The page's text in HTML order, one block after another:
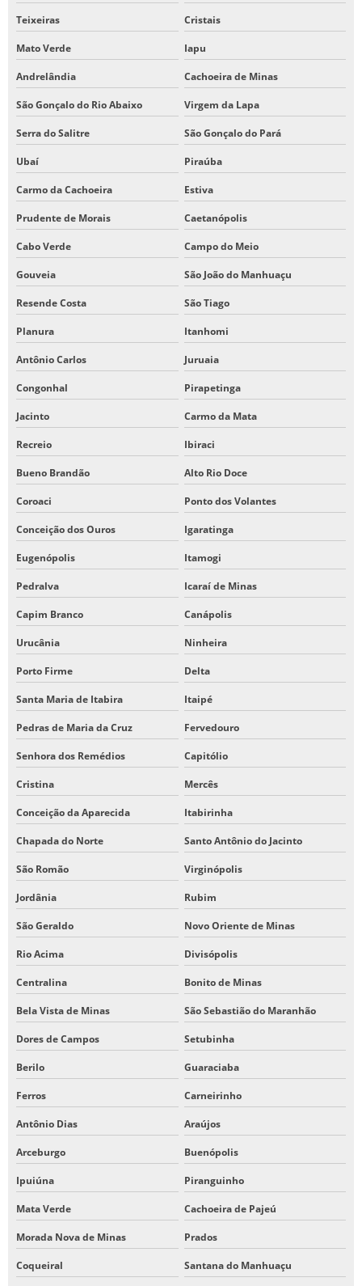
Teixeiras Cristais
Mato Verde Iapu
Andrelândia Cachoeira de Minas
São Gonçalo do Rio Abaixo Virgem da Lapa
Serra do Salitre São Gonçalo do Pará
Ubaí Piraúba
Carmo da Cachoeira Estiva
Prudente de Morais Caetanópolis
Cabo Verde Campo do Meio
Gouveia São João do Manhuaçu
Resende Costa São Tiago
Planura Itanhomi
Antônio Carlos Juruaia
Congonhal Pirapetinga
Jacinto Carmo da Mata
Recreio Ibiraci
Bueno Brandão Alto Rio Doce
Coroaci Ponto dos Volantes
Conceição dos Ouros Igaratinga
Eugenópolis Itamogi
Pedralva Icaraí de Minas
Capim Branco Canápolis
Urucânia Ninheira
Porto Firme Delta
Santa Maria de Itabira Itaipé
Pedras de Maria da Cruz Fervedouro
Senhora dos Remédios Capitólio
Cristina Mercês
Conceição da Aparecida Itabirinha
Chapada do Norte Santo Antônio do Jacinto
São Romão Virginópolis
Jordânia Rubim
São Geraldo Novo Oriente de Minas
Rio Acima Divisópolis
Centralina Bonito de Minas
Bela Vista de Minas São Sebastião do Maranhão
Dores de Campos Setubinha
Berilo Guaraciaba
Ferros Carneirinho
Antônio Dias Araújos
Arceburgo Buenópolis
Ipuiúna Piranguinho
Mata Verde Cachoeira de Pajeú
Morada Nova de Minas Prados
Coqueiral Santana do Manhuaçu